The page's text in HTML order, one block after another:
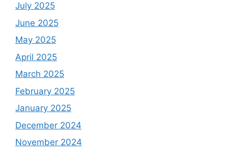
July 2025
June 2025
May 2025
April 2025
March 2025
February 2025
January 2025
December 2024
November 2024